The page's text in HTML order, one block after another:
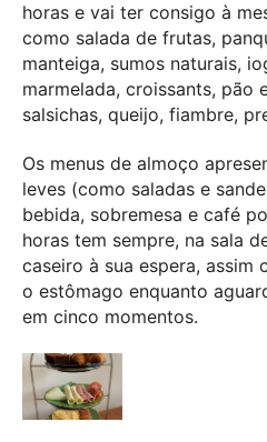
horas e vai ter consigo à
como salada de frutas,
manteiga, sumos naturais,
marmelada, croissants, pão
salsichas, queijo, fiambre,
Os menus de almoço
leves (como saladas e
bebida, sobremesa e café
horas tem sempre, na sala
caseiro à sua espera, assim
o estômago enquanto
em cinco momentos.